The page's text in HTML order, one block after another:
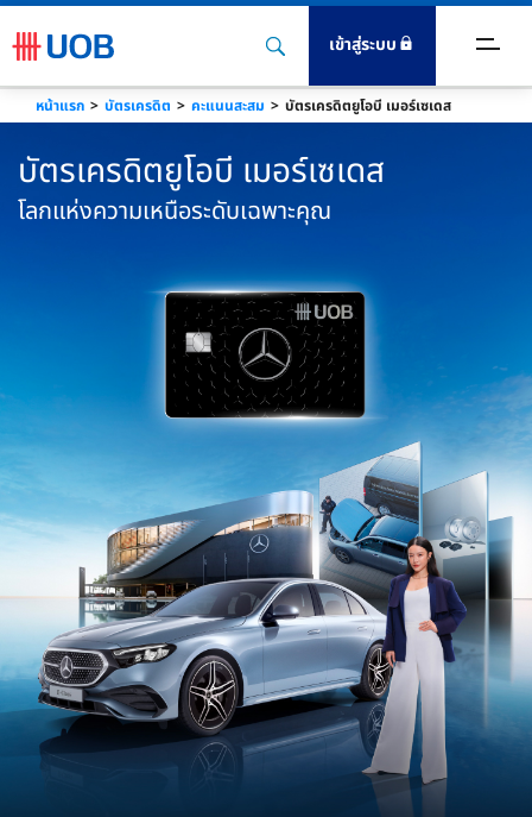
เข้าสู่ระบบ
ฝาก
Banking
หน้าแรก บัตรเครดิต คะแนนสะสม บัตรเครดิตยูโอบี เมอร์เซเดส
บัตรเครดิตยูโอบี เมอร์เซเดส
โลกแห่งความเหนือระดับเฉพาะคุณ